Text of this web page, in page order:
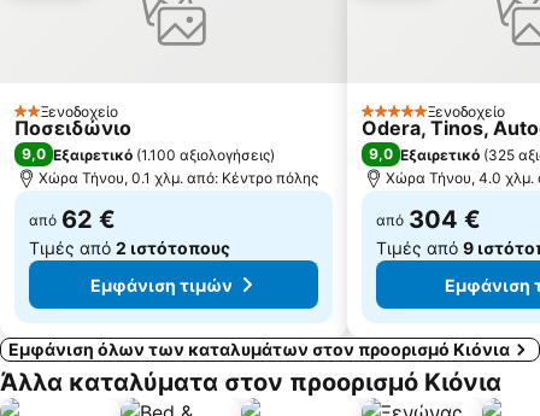
Παραδοσιακός Οικισμός Τριαντάρος
Άγιος Κυπριανός
Σάντα Μαργαρίτα
Νεώριο Ναυπηγεία Σύρου
2 Αστέρια
Ξενοδοχείο
Ποσειδώνιο
9,0 Εξαιρετικό (1.100 αξιολογήσεις)
Χώρα Τήνου, 0.1 χλμ. από: Κέντρο πόλης
από 62 €
Τιμές από 2 ιστότοπους
Εμφάνιση τιμών
5 ΑστέριαΞενοδοχείο
Odera, Tinos,
9,0 Εξαιρετικό (325
Χώρα Τήνου, 4.0 χλμ.
από 304 €
Τιμές από 9
Εμφάνιση
Εμφάνιση όλων των καταλυμάτων στον προορισμό Κιόνια
Άλλα καταλύματα στον προορισμό Κιόνια